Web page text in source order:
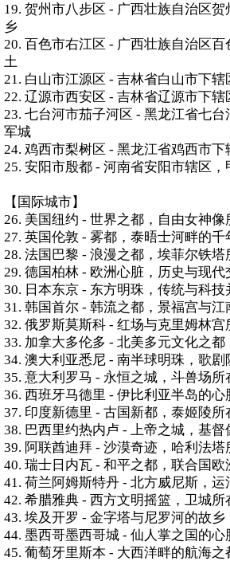
19. 贺州市八步区 - 广西壮族自治区
乡
20. 百色市右江区 - 广西壮族自治区
土
21. 白山市江源区 - 吉林省白山市下
22. 辽源市西安区 - 吉林省辽源市下辖
23. 七台河市茄子河区 - 黑龙江省七
军城
24. 鸡西市梨树区 - 黑龙江省鸡西市
25. 安阳市殷都 - 河南省安阳市辖区，
【国际城市】
26. 美国纽约 - 世界之都，自由女神像
27. 英国伦敦 - 雾都，泰晤士河畔的千
28. 法国巴黎 - 浪漫之都，埃菲尔铁塔
29. 德国柏林 - 欧洲心脏，历史与现代
30. 日本东京 - 东方明珠，传统与科技
31. 韩国首尔 - 韩流之都，景福宫与江
32. 俄罗斯莫斯科 - 红场与克里姆林宫
33. 加拿大多伦多 - 北美多元文化之都
34. 澳大利亚悉尼 - 南半球明珠，歌剧
35. 意大利罗马 - 永恒之城，斗兽场所
36. 西班牙马德里 - 伊比利亚半岛的心
37. 印度新德里 - 古国新都，泰姬陵所
38. 巴西里约热内卢 - 上帝之城，基督
39. 阿联酋迪拜 - 沙漠奇迹，哈利法塔
40. 瑞士日内瓦 - 和平之都，联合国欧
41. 荷兰阿姆斯特丹 - 北方威尼斯，运
42. 希腊雅典 - 西方文明摇篮，卫城所
43. 埃及开罗 - 金字塔与尼罗河的故乡
44. 墨西哥墨西哥城 - 仙人掌之国的心
45. 葡萄牙里斯本 - 大西洋畔的航海之